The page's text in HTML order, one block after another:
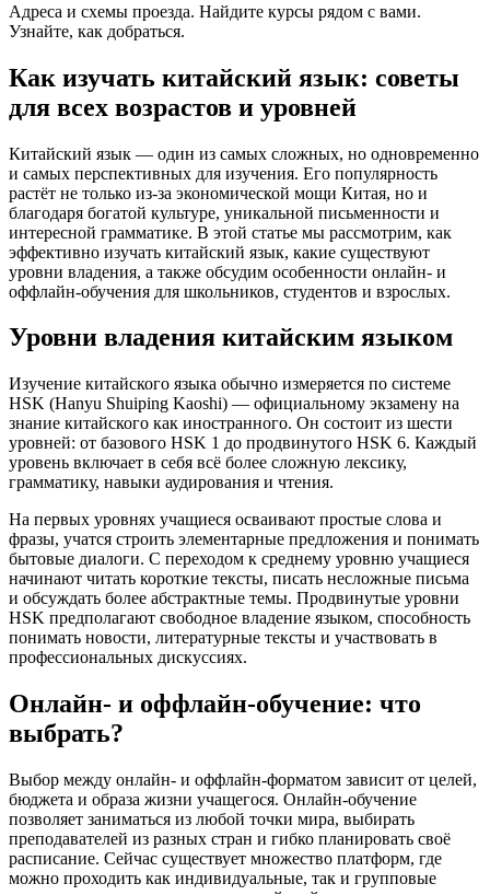
Адреса и схемы проезда. Найдите курсы рядом с вами.
Узнайте, как добраться.
Как изучать китайский язык: советы
для всех возрастов и уровней
Китайский язык — один из самых сложных, но одновременно
и самых перспективных для изучения. Его популярность
растёт не только из-за экономической мощи Китая, но и
благодаря богатой культуре, уникальной письменности и
интересной грамматике. В этой статье мы рассмотрим, как
эффективно изучать китайский язык, какие существуют
уровни владения, а также обсудим особенности онлайн- и
оффлайн-обучения для школьников, студентов и взрослых.
Уровни владения китайским языком
Изучение китайского языка обычно измеряется по системе
HSK (Hanyu Shuiping Kaoshi) — официальному экзамену на
знание китайского как иностранного. Он состоит из шести
уровней: от базового HSK 1 до продвинутого HSK 6. Каждый
уровень включает в себя всё более сложную лексику,
грамматику, навыки аудирования и чтения.
На первых уровнях учащиеся осваивают простые слова и
фразы, учатся строить элементарные предложения и понимать
бытовые диалоги. С переходом к среднему уровню учащиеся
начинают читать короткие тексты, писать несложные письма
и обсуждать более абстрактные темы. Продвинутые уровни
HSK предполагают свободное владение языком, способность
понимать новости, литературные тексты и участвовать в
профессиональных дискуссиях.
Онлайн- и оффлайн-обучение: что
выбрать?
Выбор между онлайн- и оффлайн-форматом зависит от целей,
бюджета и образа жизни учащегося. Онлайн-обучение
позволяет заниматься из любой точки мира, выбирать
преподавателей из разных стран и гибко планировать своё
расписание. Сейчас существует множество платформ, где
можно проходить как индивидуальные, так и групповые